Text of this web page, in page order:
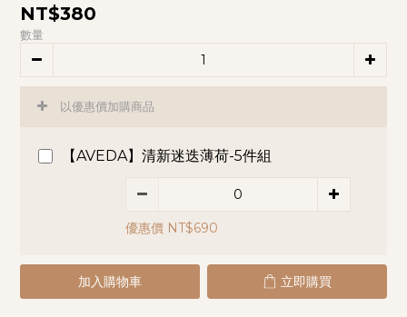
NT$380
數量
以優惠價加購商品
【AVEDA】清新迷迭薄荷-5件組
優惠價 NT$690
加入購物車 立即購買